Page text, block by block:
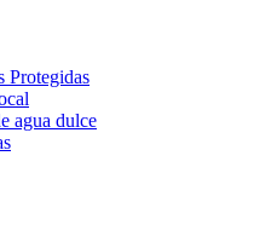
Protegidas
agua dulce